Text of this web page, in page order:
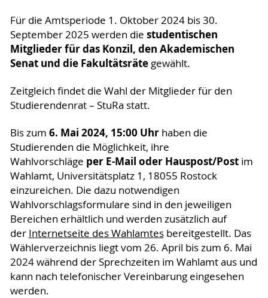
Für die Amtsperiode 1. Oktober 2024 bis 30.
September 2025 werden die studentischen
Mitgliederfür das Konzil, den Akademischen
Senat und die Fakultätsrätegewählt.
Zeitgleich findet die Wahl der Mitglieder für den
Studierendenrat – StuRa statt.
Bis zum 6. Mai 2024, 15:00 Uhrhaben die
Studierenden die Möglichkeit, ihre
Wahlvorschläge per E-Mail oder Hauspost/Postim
Wahlamt, Universitätsplatz 1, 18055 Rostock
einzureichen. Die dazu notwendigen
Wahlvorschlagsformulare sind in den jeweiligen
Bereichen erhältlich und werden zusätzlich auf
der Internetseite des Wahlamtesbereitgestellt. Das
Wählerverzeichnis liegt vom 26. April bis zum 6. Mai
2024 während der Sprechzeiten im Wahlamt aus und
kann nach telefonischer Vereinbarung eingesehen
werden.